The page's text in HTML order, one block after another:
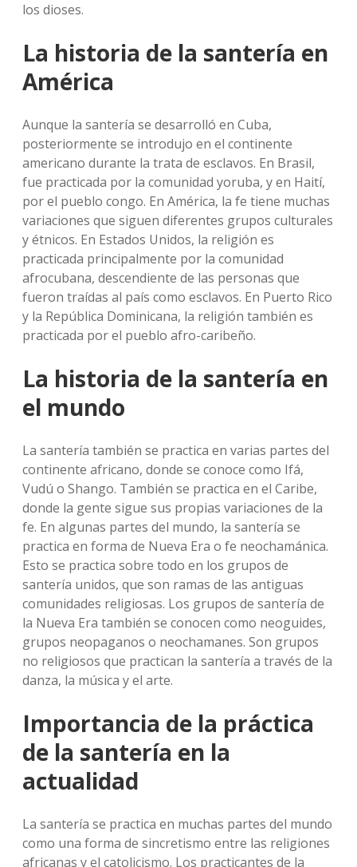
los dioses.
La historia de la santería en
América
Aunque la santería se desarrolló en Cuba,
posteriormente se introdujo en el continente
americano durante la trata de esclavos. En Brasil,
fue practicada por la comunidad yoruba, y en Haití,
por el pueblo congo. En América, la fe tiene muchas
variaciones que siguen diferentes grupos culturales
y étnicos. En Estados Unidos, la religión es
practicada principalmente por la comunidad
afrocubana, descendiente de las personas que
fueron traídas al país como esclavos. En Puerto Rico
y la República Dominicana, la religión también es
practicada por el pueblo afro-caribeño.
La historia de la santería en
el mundo
La santería también se practica en varias partes del
continente africano, donde se conoce como Ifá,
Vudú o Shango. También se practica en el Caribe,
donde la gente sigue sus propias variaciones de la
fe. En algunas partes del mundo, la santería se
practica en forma de Nueva Era o fe neochamánica.
Esto se practica sobre todo en los grupos de
santería unidos, que son ramas de las antiguas
comunidades religiosas. Los grupos de santería de
la Nueva Era también se conocen como neoguides,
grupos neopaganos o neochamanes. Son grupos
no religiosos que practican la santería a través de la
danza, la música y el arte.
Importancia de la práctica
de la santería en la
actualidad
La santería se practica en muchas partes del mundo
como una forma de sincretismo entre las religiones
africanas y el catolicismo. Los practicantes de la